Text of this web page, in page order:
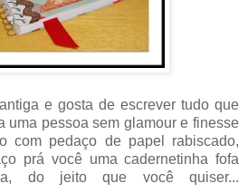
e gosta de escrever tudo que
uma pessoa sem glamour e finesse
com pedaço de papel rabiscado,
prá você uma cadernetinha fofa
do jeito que você quiser...